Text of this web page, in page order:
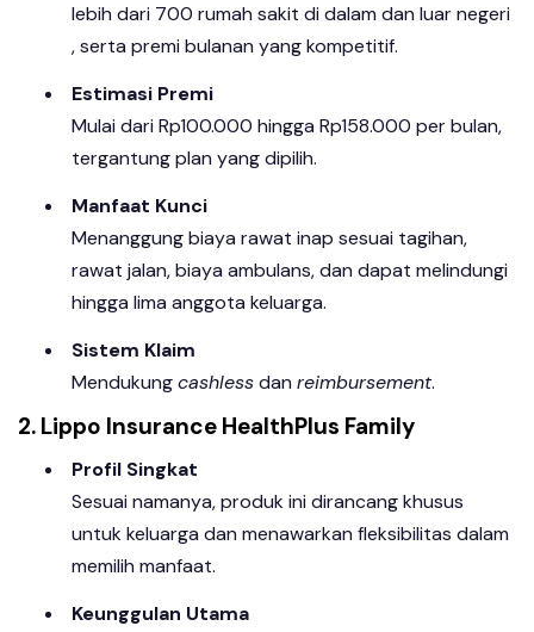
lebih dari 700 rumah sakit di dalam dan luar negeri
, serta premi bulanan yang kompetitif.
Estimasi Premi
Mulai dari Rp100.000 hingga Rp158.000 per bulan,
tergantung plan yang dipilih.
Manfaat Kunci
Menanggung biaya rawat inap sesuai tagihan,
rawat jalan, biaya ambulans, dan dapat melindungi
hingga lima anggota keluarga.
Sistem Klaim
Mendukungcashlessdan reimbursement.
2. Lippo Insurance HealthPlus Family
Profil Singkat
Sesuai namanya, produk ini dirancang khusus
untuk keluarga dan menawarkan fleksibilitas dalam
memilih manfaat.
Keunggulan Utama